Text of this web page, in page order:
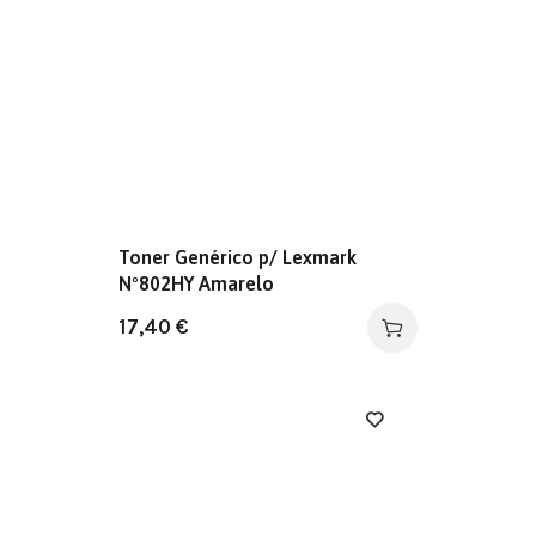
Toner Genérico p/ Lexmark
Nº802HY Amarelo
17,40 €